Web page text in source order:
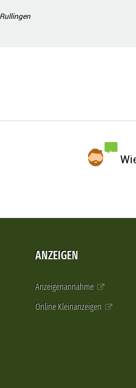
Rullingen
ANZEIGEN
Anzeigenannahme
Online Kleinanzeigen